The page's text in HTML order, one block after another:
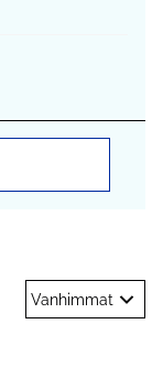
Vanhimmat